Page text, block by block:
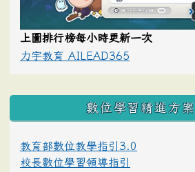
上圖排行榜每小時更新一次
力宇教育 AILEAD365
數位學習精進方
教育部數位教學指引3.0
校長數位學習領導指引